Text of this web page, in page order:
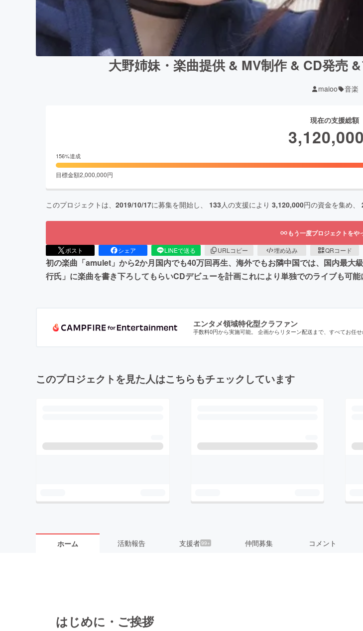
大野姉妹・楽曲提供 & MV制作 & CD発売
maioo 音楽
現在の支援総額
3,120,000
156%達成
目標金額2,000,000円
このプロジェクトは、 2019/10/17に募集を開始し、 133人の支援により 3,120,000円の資金を集め、
もう一度プロジェクトをや
ポスト シェア LINEで送る URLコピー 埋め込み QRコード
初の楽曲「amulet」から2か月国内でも40万回再生、海外でもお隣中国では、国内最
行氏」に楽曲を書き下ろしてもらいCDデビューを計画これにより単独でのライブも可
エンタメ領域特化型クラファン
手数料0円から実施可能。 企画からリターン配送まで、すべてお任せ
このプロジェクトを見た人はこちらもチェックしています
ホーム 活動報告 支援者99+ 仲間募集 コメント
はじめに・ご挨拶